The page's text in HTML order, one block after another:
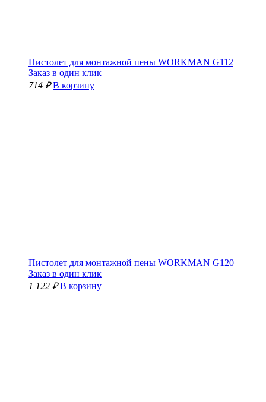
Пистолет для монтажной пены WORKMAN G112
Заказ в один клик
714 ₽ В корзину
Пистолет для монтажной пены WORKMAN G120
Заказ в один клик
1 122 ₽ В корзину